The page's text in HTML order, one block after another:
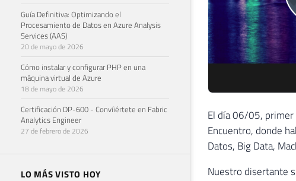
Guía Definitiva: Optimizando el
Procesamiento de Datos en Azure Analysis
Services (AAS)
20 de mayo de 2026
Cómo instalar y configurar PHP en una
máquina virtual de Azure
18 de mayo de 2026
Certificación DP-600 - Convíiértete en Fabric
Analytics Engineer
27 de febrero de 2026
LO MÁS VISTO HOY
El día 06/05, primer
Encuentro, donde
Datos, Big Data,
Nuestro disertante